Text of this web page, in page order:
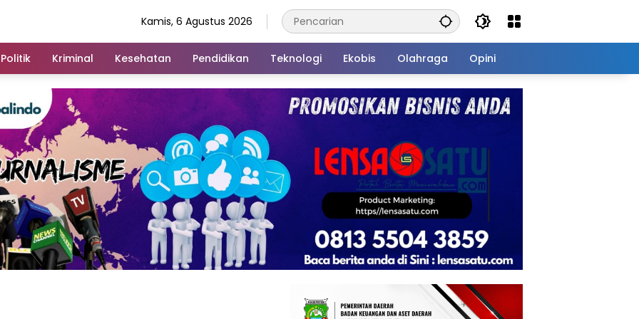
Kamis, 6 Agustus 2026
Politik Kriminal Kesehatan Pendidikan Teknologi Ekobis Olahraga Opini